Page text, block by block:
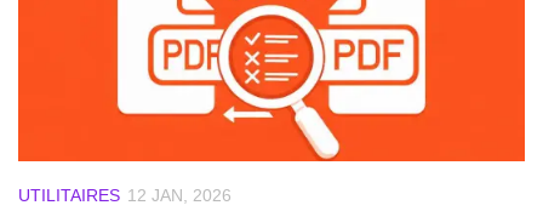
UTILITAIRES 12 JAN, 2026